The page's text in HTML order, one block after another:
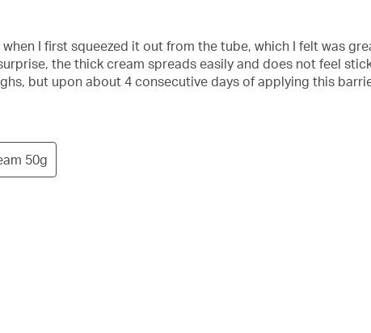
when I first squeezed it out from the tube, which I felt was
the thick cream spreads easily and does not feel
but upon about 4 consecutive days of applying this
50g